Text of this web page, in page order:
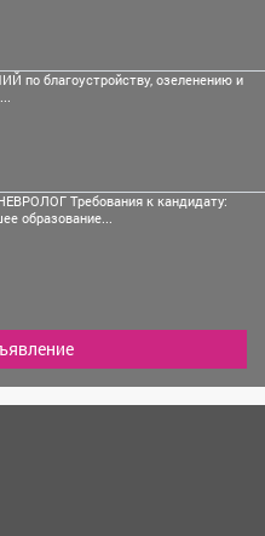
по благоустройству, озеленению и
Требования к кандидату:
образование...